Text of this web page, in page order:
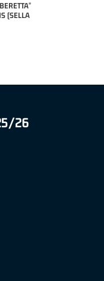
'26 -
26